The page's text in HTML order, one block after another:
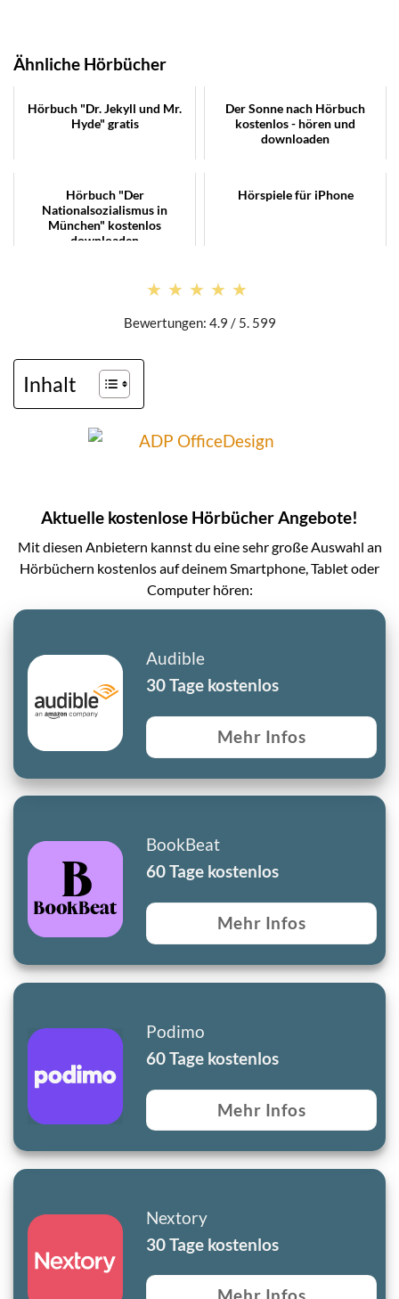
Ähnliche Hörbücher
Hörbuch "Dr. Jekyll und Mr.
Hyde" gratis
Der Sonne nach Hörbuch
kostenlos - hören und
downloaden
Hörbuch "Der
Nationalsozialismus in
München" kostenlos
downloaden
Hörspiele für iPhone
★★★★★
★★★★★
Bewertungen: 4.9 / 5. 599
Inhalt
Aktuelle kostenlose Hörbücher Angebote!
Mit diesen Anbietern kannst du eine sehr große Auswahl an
Hörbüchern kostenlos auf deinem Smartphone, Tablet oder
Computer hören:
Audible
30 Tage kostenlos
Mehr Infos
BookBeat
60 Tage kostenlos
Mehr Infos
Podimo
60 Tage kostenlos
Mehr Infos
Nextory
30 Tage kostenlos